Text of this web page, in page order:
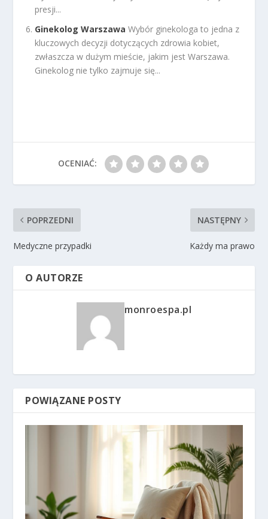
presji...
Ginekolog Warszawa Wybór ginekologa to jedna z
kluczowych decyzji dotyczących zdrowia kobiet,
zwłaszcza w dużym mieście, jakim jest Warszawa.
Ginekolog nie tylko zajmuje się...
OCENIAĆ:
POPRZEDNI
Medyczne przypadki
NASTĘPNY
Każdy ma prawo
O AUTORZE
monroespa.pl
POWIĄZANE POSTY